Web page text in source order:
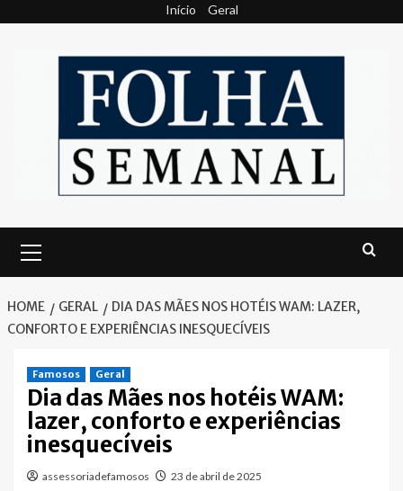
Início Geral
Menu
HOME GERAL
DIA DAS MÃES NOS HOTÉIS WAM: LAZER,
CONFORTO E EXPERIÊNCIAS INESQUECÍVEIS
Famosos Geral
Dia das Mães nos hotéis WAM:
lazer, conforto e experiências
inesquecíveis
assessoriadefamosos 23 de abril de 2025